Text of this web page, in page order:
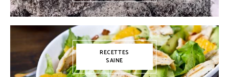
RECETTES
SAINE